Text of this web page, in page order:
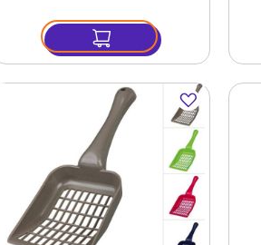
Dodaj
do
ulubionych